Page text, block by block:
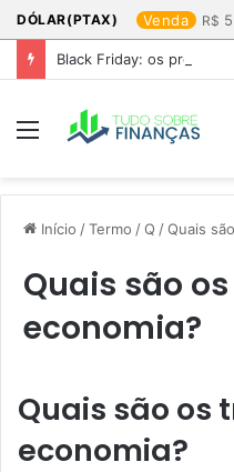
DÓLAR(PTAX) Venda
Black Friday: os produtos
Menu
Início /Termo /Q /Quais
Quais são
economia?
Quais são os
economia?